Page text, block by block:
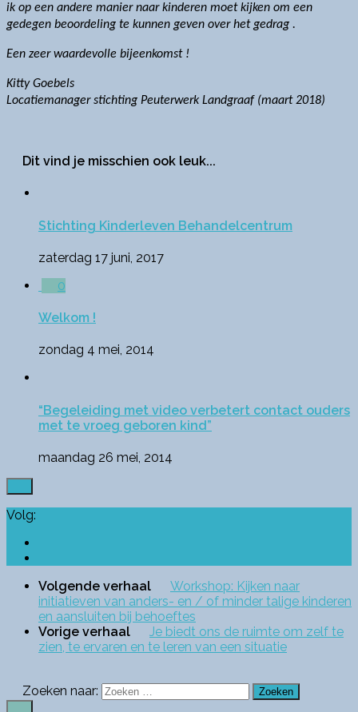
ik op een andere manier naar kinderen moet kijken om een
gedegen beoordeling te kunnen geven over het gedrag .
Een zeer waardevolle bijeenkomst !
Kitty Goebels
Locatiemanager stichting Peuterwerk Landgraaf (maart 2018)
Dit vind je misschien ook leuk...
Stichting Kinderleven Behandelcentrum
zaterdag 17 juni, 2017
0
Welkom !
zondag 4 mei, 2014
“Begeleiding met video verbetert contact ouders
met te vroeg geboren kind”
maandag 26 mei, 2014
Volg:
Volgende verhaal
Workshop: Kijken naar
initiatieven van anders- en / of minder talige kinderen
en aansluiten bij behoeftes
Vorige verhaal
Je biedt ons de ruimte om zelf te
zien, te ervaren en te leren van een situatie
Zoeken naar: